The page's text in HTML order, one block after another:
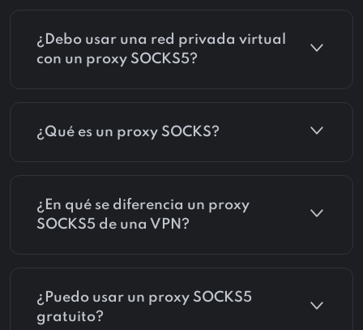
¿Debo usar una red privada virtual
con un proxy SOCKS5?
¿Qué es un proxy SOCKS?
¿En qué se diferencia un proxy
SOCKS5 de una VPN?
¿Puedo usar un proxy SOCKS5
gratuito?